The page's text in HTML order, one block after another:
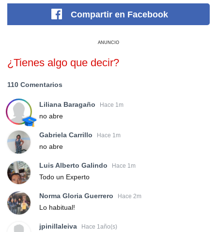
Compartir en Facebook
ANUNCIO
¿Tienes algo que decir?
110 Comentarios
Liliana Baragaño Hace 1m
no abre
Gabriela Carrillo Hace 1m
no abre
Luis Alberto Galindo Hace 1m
Todo un Experto
Norma Gloria Guerrero Hace 2m
Lo habitual!
jpinillaleiva Hace 1año(s)